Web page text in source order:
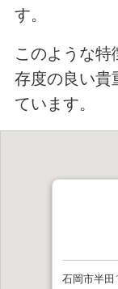
す。
このような特
存度の良い貴
ています。
石岡市半田